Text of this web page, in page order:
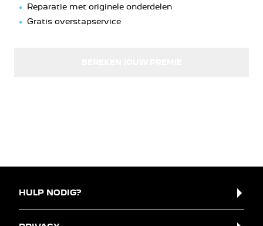
Reparatie met originele onderdelen
Gratis overstapservice
HULP NODIG?